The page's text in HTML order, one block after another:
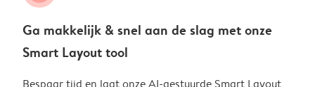
Ga makkelijk & snel aan de slag met onze
Smart Layout tool
Bespaar tijd en laat onze AI-gestuurde Smart Layout